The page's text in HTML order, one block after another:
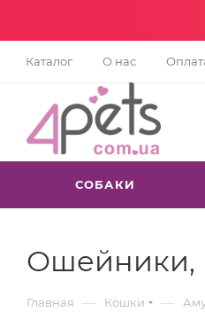
Каталог О нас
СОБАКИ
Ошейники,
Главная — Кошки —